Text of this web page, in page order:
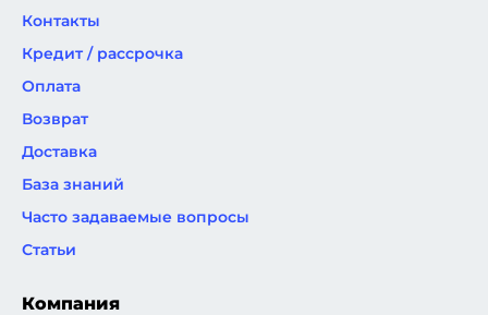
Контакты
Кредит / рассрочка
Оплата
Возврат
Доставка
База знаний
Часто задаваемые вопросы
Статьи
Компания